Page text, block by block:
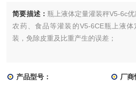
简要描述： 瓶上液体定量灌装秤V5-6c优
农药、食品等灌装的V5-6CE瓶上液
装，免除皮重及比重产生的误差；
产品型号： 厂商